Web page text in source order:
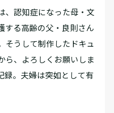
、認知症になった母・文
する高齢の父・良則さん
そうして制作したドキュ
ら、よろしくお願いしま
録。夫婦は突如として有